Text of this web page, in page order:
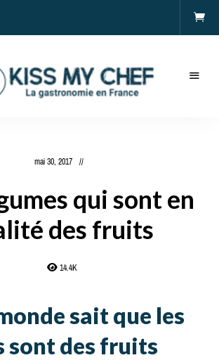
mai 30, 2017
qui sont en
des fruits
14.4K
sait que les
sont des fruits